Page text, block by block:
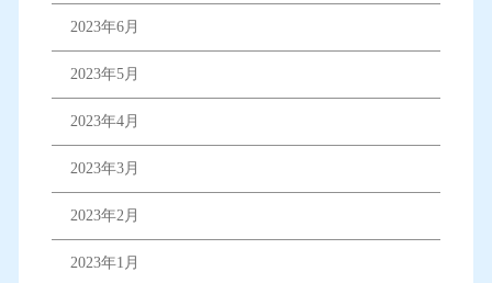
2023年6月
2023年5月
2023年4月
2023年3月
2023年2月
2023年1月